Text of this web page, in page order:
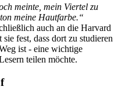
meinte, mein Viertel zu
meine Hautfarbe.“
auch an die Harvard
fest, dass dort zu studieren
ist - eine wichtige
teilen möchte.